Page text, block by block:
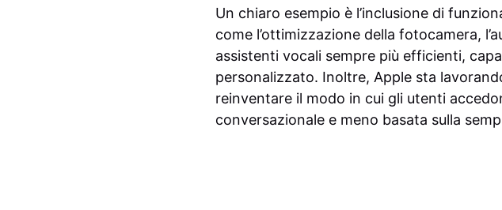
Un chiaro esempio è l’inclusione di
come l’ottimizzazione della fotocamera,
assistenti vocali sempre più efficienti,
personalizzato. Inoltre, Apple sta
reinventare il modo in cui gli utenti
conversazionale e meno basata sulla